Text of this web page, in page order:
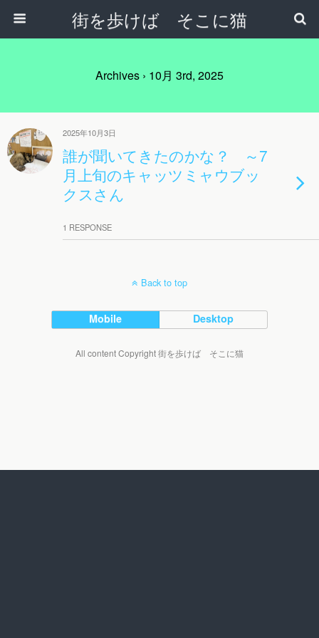
街を歩けば そこに猫
Archives › 10月 3rd, 2025
2025年10月3日
誰が聞いてきたのかな？ ～7
月上旬のキャッツミャウブッ
クスさん
1 RESPONSE
Back to top
Mobile Desktop
All content Copyright 街を歩けば そこに猫